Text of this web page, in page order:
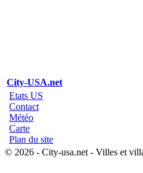
City-USA.net
Etats US
Contact
Météo
Carte
Plan du site
© 2026 - City-usa.net - Villes et